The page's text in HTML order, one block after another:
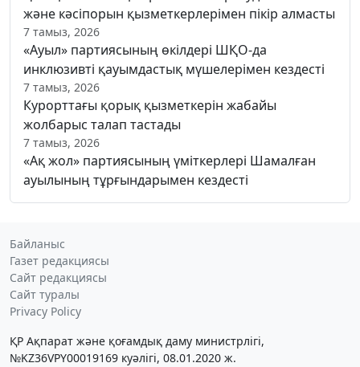
және кәсіпорын қызметкерлерімен пікір алмасты
7 тамыз, 2026
«Ауыл» партиясының өкілдері ШҚО-да
инклюзивті қауымдастық мүшелерімен кездесті
7 тамыз, 2026
Курорттағы қорық қызметкерін жабайы
жолбарыс талап тастады
7 тамыз, 2026
«Ақ жол» партиясының үміткерлері Шамалған
ауылының тұрғындарымен кездесті
Байланыс
Газет редакциясы
Сайт редакциясы
Сайт туралы
Privacy Policy
ҚР Ақпарат және қоғамдық даму министрлігі,
№KZ36VPY00019169 куәлігі, 08.01.2020 ж.